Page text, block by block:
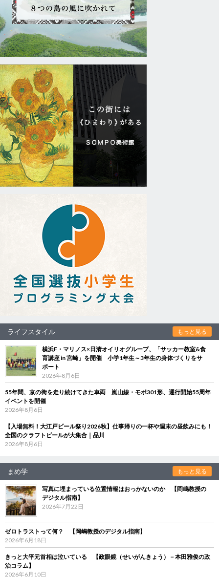
ライフスタイル もっと見る
横浜F・マリノス×日清オイリオグループ、「サッカー教室&食
育講座 in 宮崎」を開催 小学1年生～3年生の身体づくりをサ
ポート
2026年8月6日
55年間、京の街を走り続けてきた車両 嵐山線・モボ301形、運行開始55周年
イベントを開催
2026年8月6日
【入場無料！大江戸ビール祭り2026秋】仕事帰りの一杯や週末の昼飲みにも！
全国のクラフトビールが大集合｜品川
2026年8月6日
まめ学 もっと見る
写真に埋まっている位置情報はおっかないのか 【岡嶋教授の
デジタル指南】
2026年7月22日
ゼロトラストって何？ 【岡嶋教授のデジタル指南】
2026年6月18日
きっと大平元首相は泣いている 【政眼鏡（せいがんきょう）－本田雅俊の政
治コラム】
2026年6月10日